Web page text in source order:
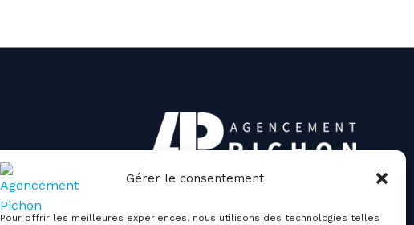
Gérer le consentement
Pour offrir les meilleures expériences, nous utilisons des technologies telles